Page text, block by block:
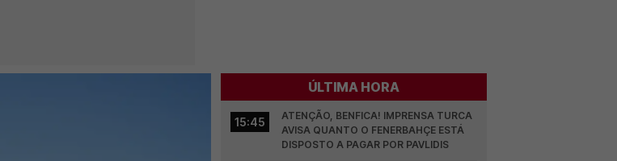
ÚLTIMA HORA
15:45
ATENÇÃO, BENFICA! IMPRENSA TURCA
AVISA QUANTO O FENERBAHÇE ESTÁ
DISPOSTO A PAGAR POR PAVLIDIS